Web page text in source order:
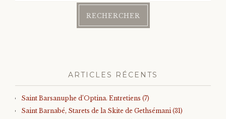
ARTICLES RÉCENTS
Saint Barsanuphe d’Optina. Entretiens (7)
Saint Barnabé, Starets de la Skite de Gethsémani (31)